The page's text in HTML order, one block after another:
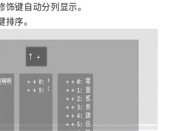
饰键自动分列显示。
序。